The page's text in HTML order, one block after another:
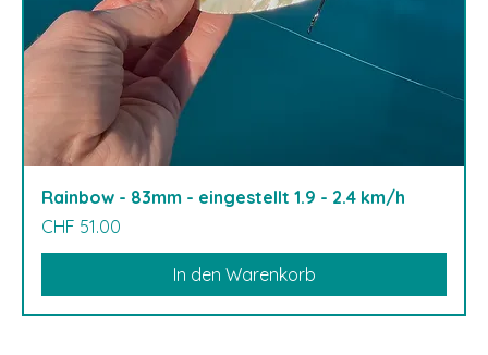
Rainbow - 83mm - eingestellt 1.9 - 2.4 km/h
Preis
CHF 51.00
In den Warenkorb